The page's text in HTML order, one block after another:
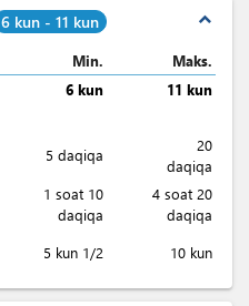
6 kun - 11 kun expand_less
Min.
Maks.
6 kun
11 kun
5 daqiqa
20
daqiqa
1 soat 10
daqiqa
4 soat 20
daqiqa
5 kun 1/2 10 kun